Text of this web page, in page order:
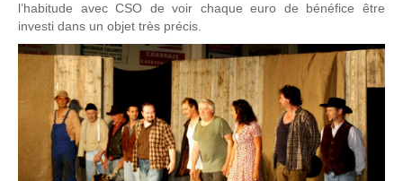
l’habitude avec CSO de voir chaque euro de bénéfice être
investi dans un objet très précis.